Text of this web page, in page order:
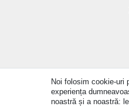
Noi folosim cookie-uri
experiența
noastră și a noastră: